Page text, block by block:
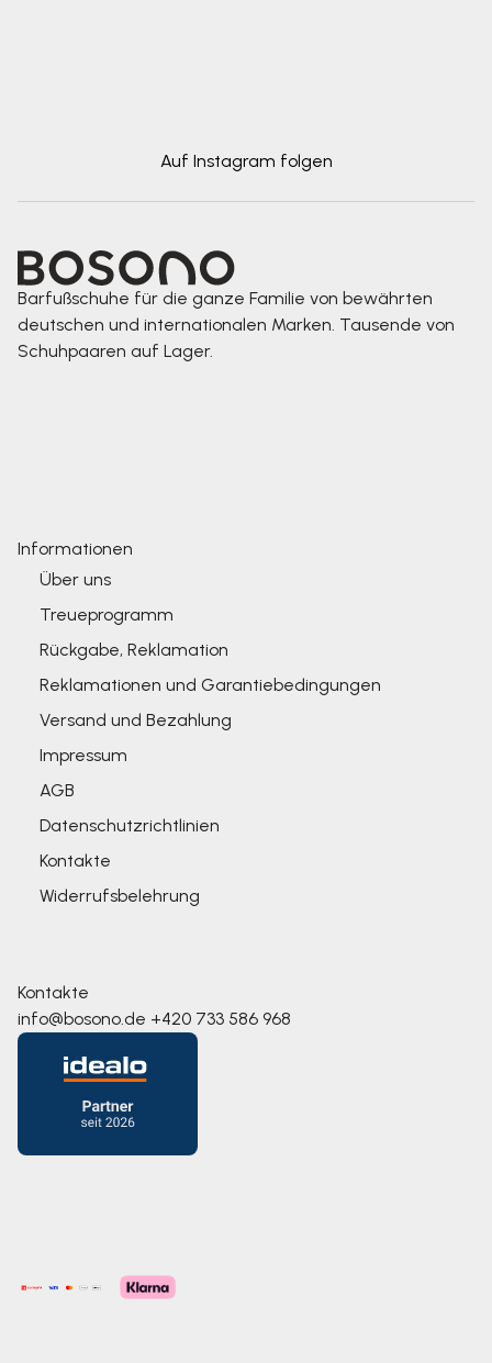
Auf Instagram folgen
Barfußschuhe für die ganze Familie von bewährten
deutschen und internationalen Marken. Tausende von
Schuhpaaren auf Lager.
Informationen
Über uns
Treueprogramm
Rückgabe, Reklamation
Reklamationen und Garantiebedingungen
Versand und Bezahlung
Impressum
AGB
Datenschutzrichtlinien
Kontakte
Widerrufsbelehrung
Kontakte
info@bosono.de +420 733 586 968